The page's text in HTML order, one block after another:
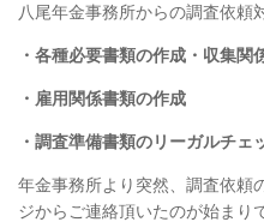
八尾年金事務所からの調査依頼
・各種必要書類の作成・収集関
・雇用関係書類の作成
・調査準備書類のリーガルチェ
年金事務所より突然、調査依頼
ジからご連絡頂いたのが始まり